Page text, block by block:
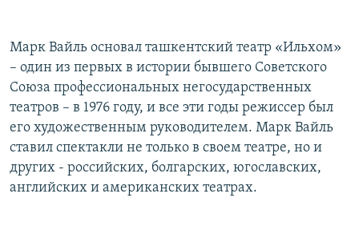
Марк Вайль основал ташкентский театр «Ильхом»
– один из первых в истории бывшего Советского
Союза профессиональных негосударственных
театров – в 1976 году, и все эти годы режиссер был
его художественным руководителем. Марк Вайль
ставил спектакли не только в своем театре, но и
других - российских, болгарских, югославских,
английских и американских театрах.